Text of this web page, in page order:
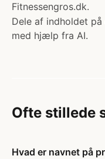
Fitnessengros.dk.
Dele af indholdet
med hjælp fra AI.
Ofte stillede
Hvad er navnet på